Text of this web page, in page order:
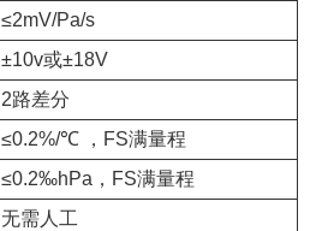
≤2mV/Pa/s
±10v或±18V
2路差分
≤0.2%/℃ ，FS满量程
≤0.2‰hPa，FS满量程
无需人工